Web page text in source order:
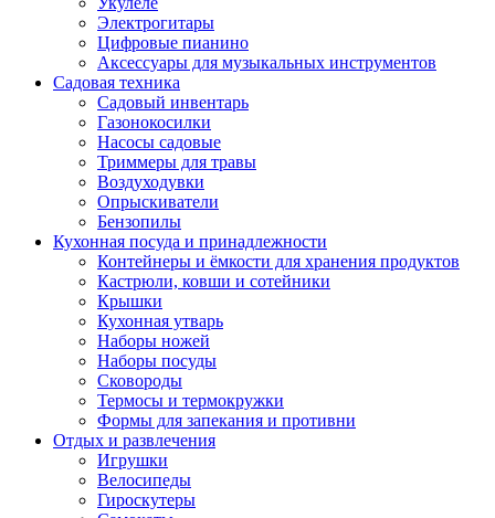
Электрогитары
Цифровые пианино
Аксессуары для музыкальных инструментов
Садовая техника
Садовый инвентарь
Газонокосилки
Насосы садовые
Триммеры для травы
Воздуходувки
Опрыскиватели
Бензопилы
Кухонная посуда и принадлежности
Контейнеры и ёмкости для хранения продуктов
Кастрюли, ковши и сотейники
Крышки
Кухонная утварь
Наборы ножей
Наборы посуды
Сковороды
Термосы и термокружки
Формы для запекания и противни
Отдых и развлечения
Игрушки
Велосипеды
Гироскутеры